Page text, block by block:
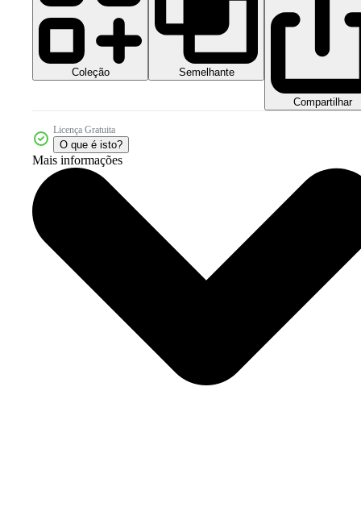
Coleção Semelhante
Compartilhar
Licença Gratuita
O que é isto?
Mais informações